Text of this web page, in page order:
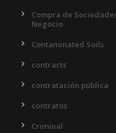
Compra de
Negocio
Contaminated Soils
contracts
contratación pública
contratos
Criminal